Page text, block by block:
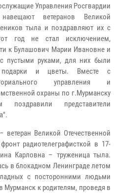
Управления Росгвардии
ветеранов Великой
тыла и поздравляют их с
год не стал исключением,
к Булашович Марии Ивановне и
пустыми руками, для них были
подарки и цветы. Вместе с
управления и
охраны по г.Мурманску
представители
Великой Отечественной
радиотелеграфисткой в 17-
Карловна – труженица тыла.
в блокадном Ленинграде летом
с посторонними людьми
Мурманск к родителям, проведя в